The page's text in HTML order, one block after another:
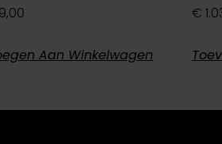
Aan Winkelwagen
€